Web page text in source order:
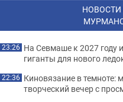
23:26 На Севмаше к 2027 году
гиганты для нового
22:36 Киновязание в темноте:
творческий вечер с